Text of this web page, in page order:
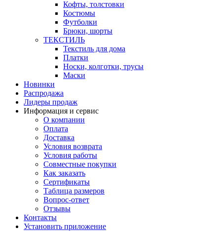
Кофты, толстовки
Костюмы
Футболки
Брюки, шорты
ТЕКСТИЛЬ
Текстиль для дома
Платки
Носки, колготки, трусы
Маски
Новинки
Распродажа
Лидеры продаж
Информация и сервис
О компании
Оплата
Доставка
Условия возврата
Условия работы
Совместные покупки
Как заказать
Сертификаты
Таблица размеров
Вопрос-ответ
Отзывы
Контакты
Установить приложение